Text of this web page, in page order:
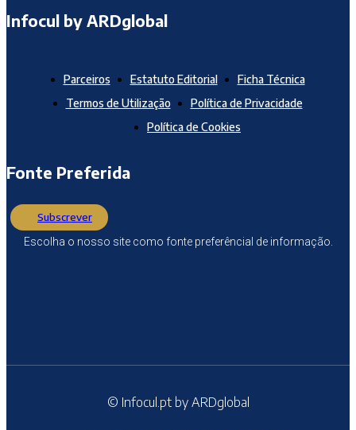
Infocul by ARDglobal
Parceiros Estatuto Editorial
Ficha Técnica
Termos de Utilização
Política de Privacidade
Política de Cookies
Fonte Preferida
Subscrever
Escolha o nosso site como fonte preferêncial de informação.
© Infocul.pt by ARDglobal